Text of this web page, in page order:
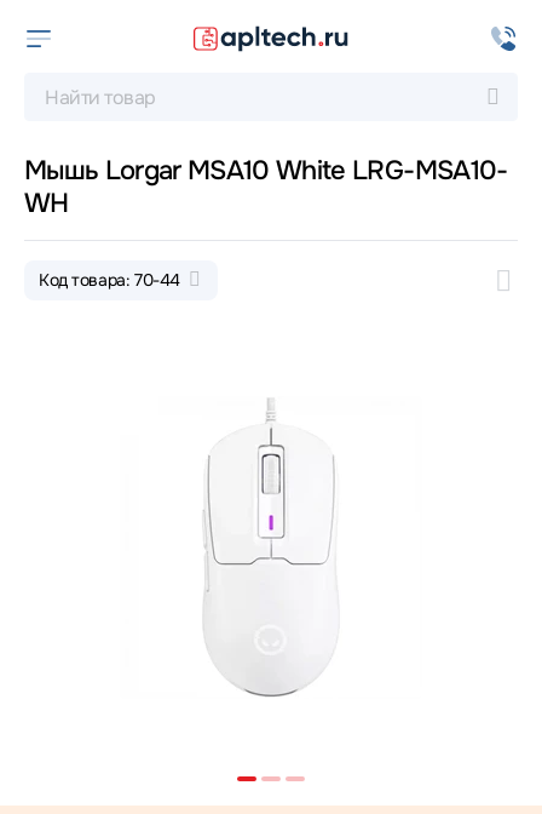
Мышь Lorgar MSA10 White LRG-MSA10-
WH
Код товара: 70-44